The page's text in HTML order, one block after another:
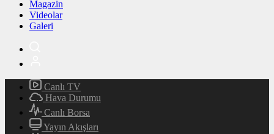
Magazin
Videolar
Galeri
Canlı TV
Hava Durumu
Canlı Borsa
Yayın Akışları